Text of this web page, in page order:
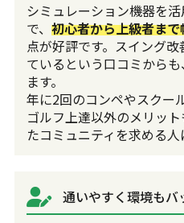
シミュレーション機器を
で、 初心者から上級者ま
点が好評です。スイング
ているという口コミから
ます。
年に2回のコンペやスクー
ゴルフ上達以外のメリッ
たコミュニティを求める人
通いやすく環境もバ